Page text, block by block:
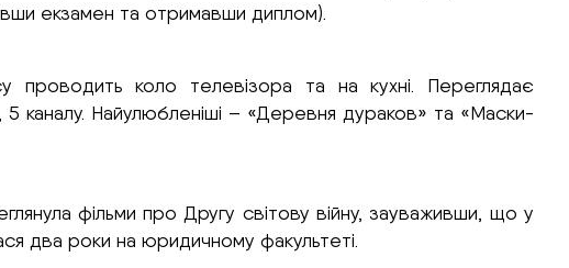
екзамен та отримавши диплом).
проводить коло телевізора та на кухні. Переглядає
5 каналу. Найулюбленіші – «Деревня дураков» та «Маски-
фільми про Другу світову війну, зауваживши, що у
два роки на юридичному факультеті.